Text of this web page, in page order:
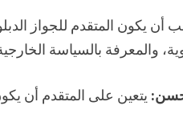
أن يكون المتقدم للجواز
والمعرفة بالسياسة
يتعين على المتقدم أن